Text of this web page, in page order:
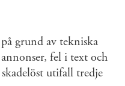
grund av tekniska
fel i text och
utifall tredje